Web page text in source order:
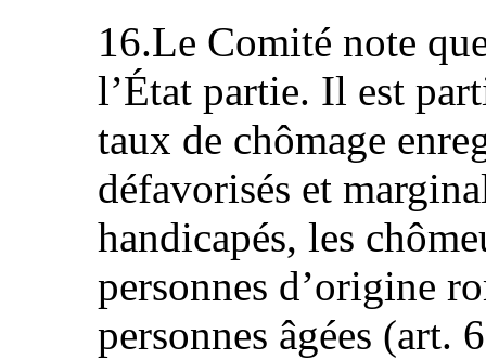
16.Le Comité note
l’État partie. Il est
taux de chômage
défavorisés et
handicapés, les
personnes d’origine
personnes âgées (art.